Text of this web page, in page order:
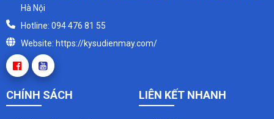
Hà Nội
Hotline: 094 476 81 55
Website: https://kysudienmay.com/
CHÍNH SÁCH LIÊN KẾT NHANH